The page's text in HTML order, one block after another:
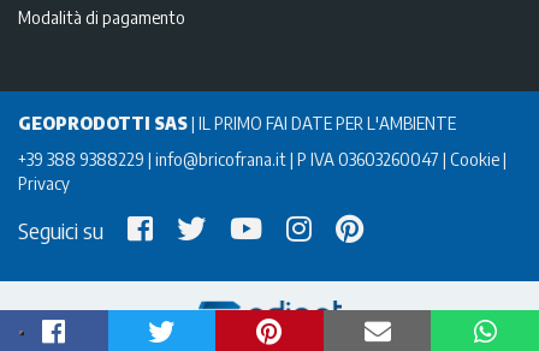
Modalità di pagamento
GEOPRODOTTI SAS| IL PRIMO FAI DATE PER L'AMBIENTE
+39 388 9388229 info@bricofrana.it P IVA 03603260047 Cookie
Privacy
Seguici su